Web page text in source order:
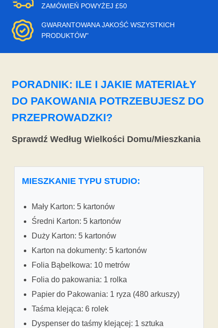
ZAMÓWIEŃ POWYŻEJ £50
GWARANTOWANA JAKOŚĆ WSZYSTKICH
PRODUKTÓW"
PORADNIK: ILE I JAKIE MATERIAŁY
DO PAKOWANIA POTRZEBUJESZ DO
PRZEPROWADZKI?
Sprawdź Według Wielkości Domu/Mieszkania
MIESZKANIE TYPU STUDIO:
Mały Karton: 5 kartonów
Średni Karton: 5 kartonów
Duży Karton: 5 kartonów
Karton na dokumenty: 5 kartonów
Folia Bąbelkowa: 10 metrów
Folia do pakowania: 1 rolka
Papier do Pakowania: 1 ryza (480 arkuszy)
Taśma klejąca: 6 rolek
Dyspenser do taśmy klejącej: 1 sztuka